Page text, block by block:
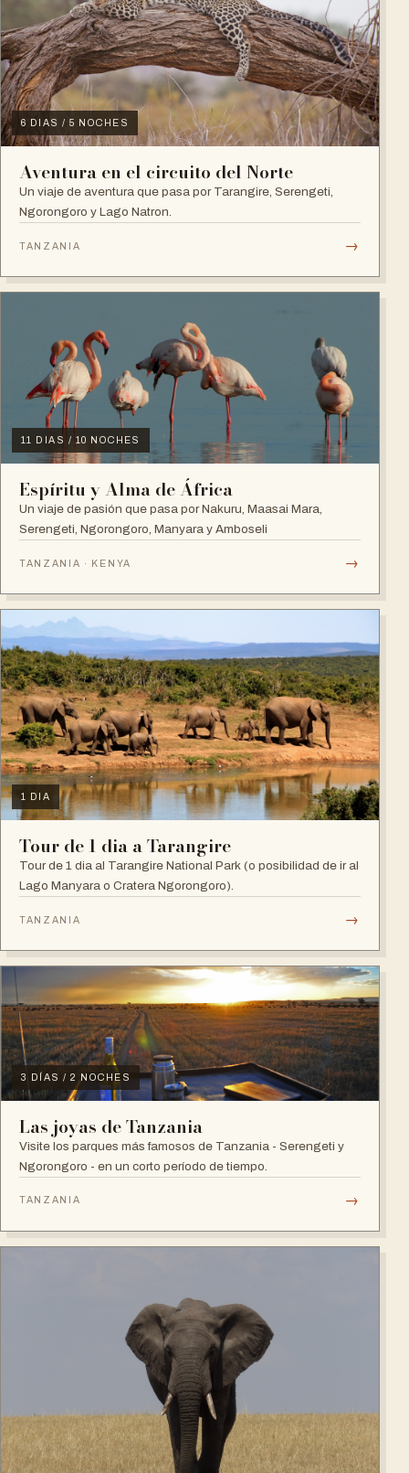
6 DIAS / 5 NOCHES
Aventura en el circuito del Norte
Un viaje de aventura que pasa por Tarangire, Serengeti,
Ngorongoro y Lago Natron.
TANZANIA →
11 DIAS / 10 NOCHES
Espíritu y Alma de África
Un viaje de pasión que pasa por Nakuru, Maasai Mara,
Serengeti, Ngorongoro, Manyara y Amboseli
TANZANIA · KENYA →
1 DIA
Tour de 1 dia a Tarangire
Tour de 1 dia al Tarangire National Park (o posibilidad de ir al
Lago Manyara o Cratera Ngorongoro).
TANZANIA →
3 DÍAS / 2 NOCHES
Las joyas de Tanzania
Visite los parques más famosos de Tanzania - Serengeti y
Ngorongoro - en un corto período de tiempo.
TANZANIA →